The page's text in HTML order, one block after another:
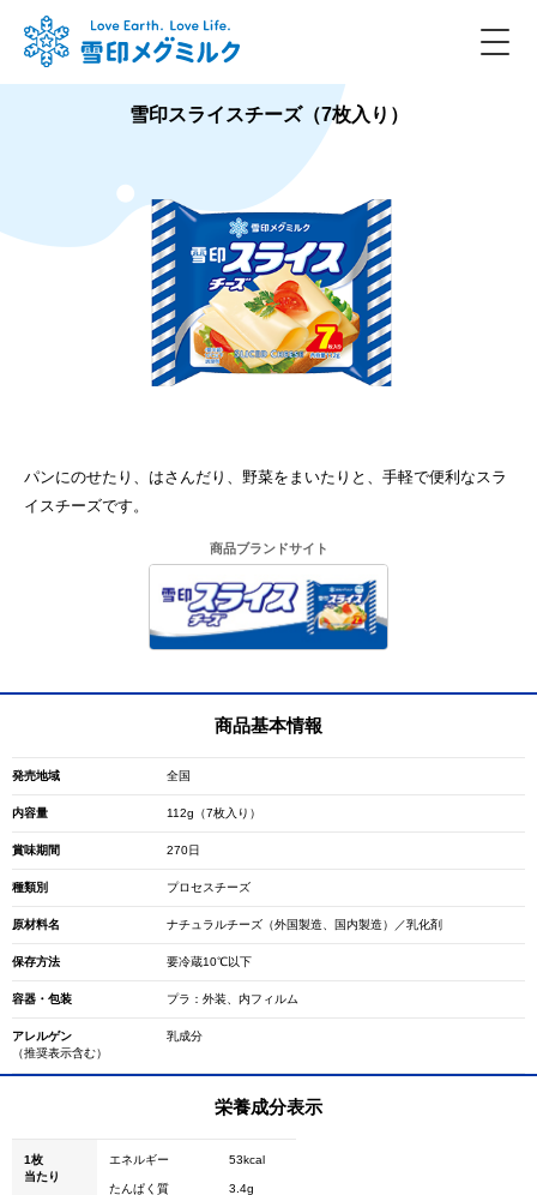
雪印スライスチーズ（7枚入り）
パンにのせたり、はさんだり、野菜をまいたりと、手軽で便利なスラ
イスチーズです。
商品ブランドサイト
商品基本情報
発売地域 全国
内容量 112g（7枚入り）
賞味期間 270日
種類別 プロセスチーズ
原材料名 ナチュラルチーズ（外国製造、国内製造）／乳化剤
保存方法 要冷蔵10℃以下
容器・包装 プラ：外装、内フィルム
アレルゲン
（推奨表示含む）
乳成分
栄養成分表示
1枚
当たり
エネルギー 53kcal
たんぱく質 3.4g